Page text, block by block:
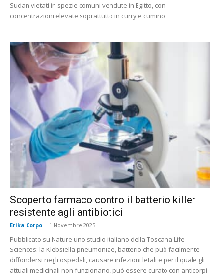
Sudan vietati in spezie comuni vendute in Egitto, con
concentrazioni elevate soprattutto in curry e cumino
Scoperto farmaco contro il batterio killer
resistente agli antibiotici
Erika Corpo - 1 Novembre 2025
Pubblicato su Nature uno studio italiano della Toscana Life
Sciences: la Klebsiella pneumoniae, batterio che può facilmente
diffondersi negli ospedali, causare infezioni letali e per il quale gli
attuali medicinali non funzionano, può essere curato con anticorpi